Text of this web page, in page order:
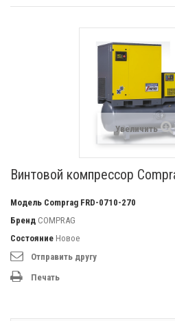
Увеличить
Винтовой компрессор
Модель Comprag FRD-0710-270
Бренд COMPRAG
Состояние Новое
Отправить другу
Печать